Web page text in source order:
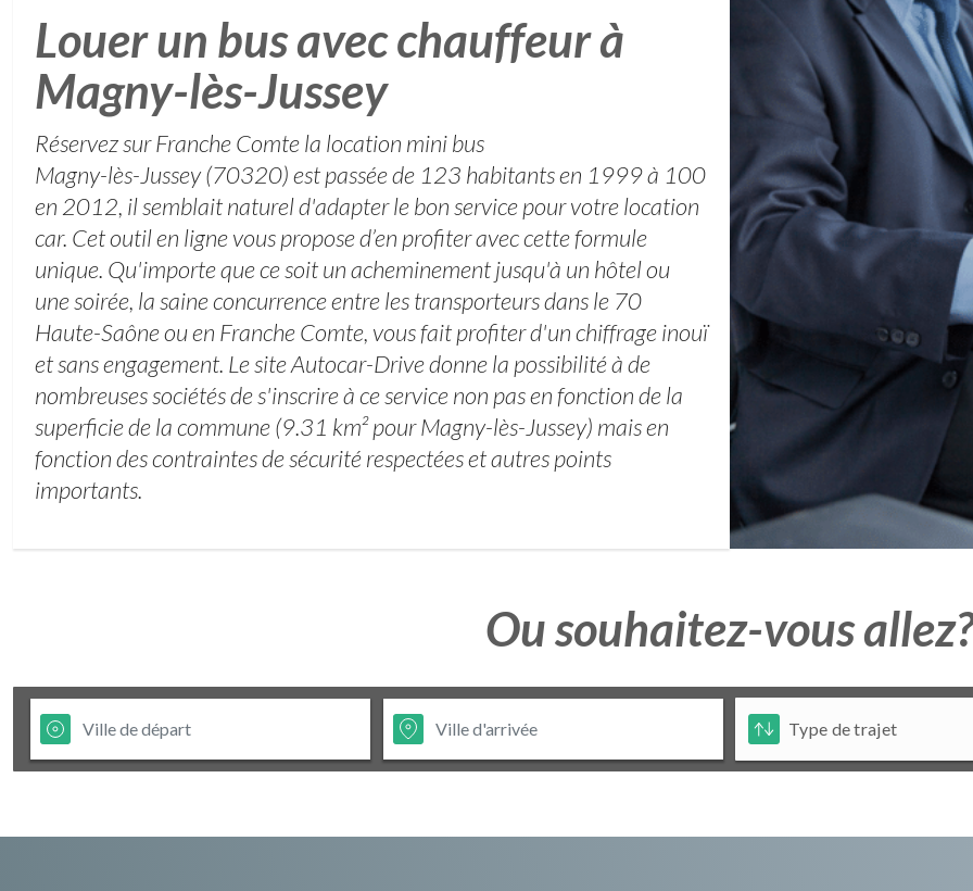
Louer un bus avec chauffeur à
Magny-lès-Jussey
Réservez sur Franche Comte la location mini bus
Magny-lès-Jussey (70320) est passée de 123 habitants en 1999 à 100
en 2012, il semblait naturel d'adapter le bon service pour votre location
car. Cet outil en ligne vous propose d’en profiter avec cette formule
unique. Qu'importe que ce soit un acheminement jusqu'à un hôtel ou
une soirée, la saine concurrence entre les transporteurs dans le 70
Haute-Saône ou en Franche Comte, vous fait profiter d'un chiffrage inouï
et sans engagement. Le site Autocar-Drive donne la possibilité à de
nombreuses sociétés de s'inscrire à ce service non pas en fonction de la
superficie de la commune (9.31 km² pour Magny-lès-Jussey) mais en
fonction des contraintes de sécurité respectées et autres points
importants.
Ou souhaitez-vous allez?